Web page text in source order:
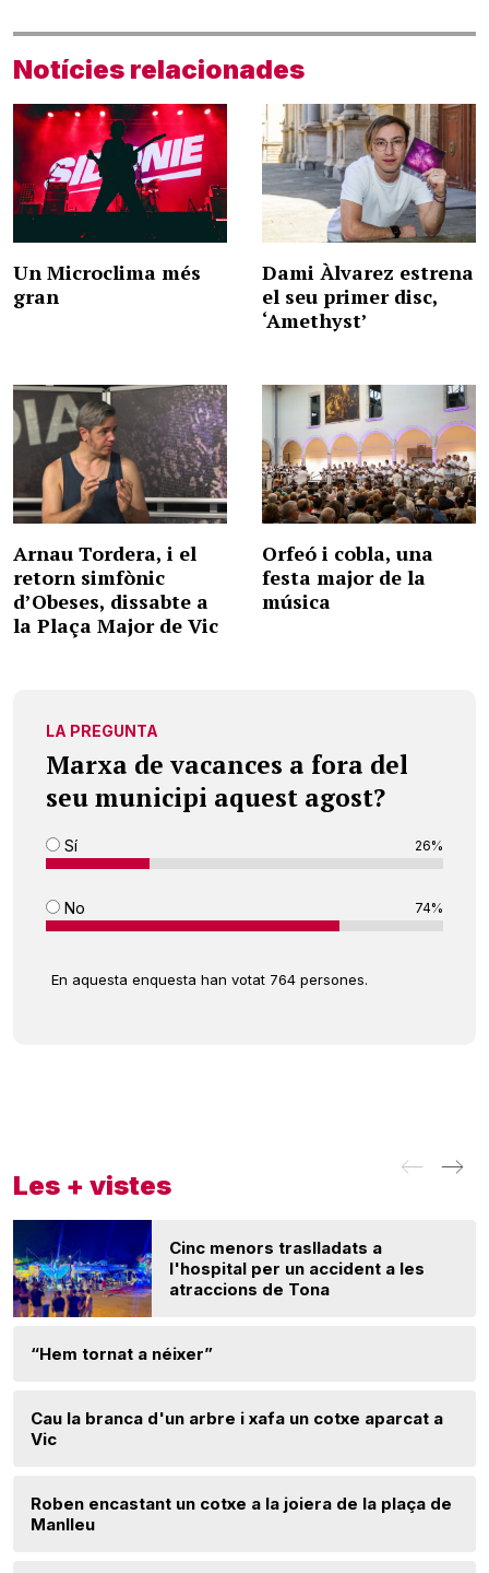
Notícies relacionades
Un Microclima més
gran
Dami Àlvarez estrena
el seu primer disc,
‘Amethyst’
Arnau Tordera, i el
retorn simfònic
d’Obeses, dissabte a
la Plaça Major de Vic
Orfeó i cobla, una
festa major de la
música
LA PREGUNTA
Marxa de vacances a fora del
seu municipi aquest agost?
Sí 26%
No 74%
En aquesta enquesta han votat 764 persones.
Les + vistes
Cinc menors traslladats a
l'hospital per un accident a les
atraccions de Tona
“Hem tornat a néixer”
Cau la branca d'un arbre i xafa un cotxe aparcat a
Vic
Roben encastant un cotxe a la joiera de la plaça de
Manlleu